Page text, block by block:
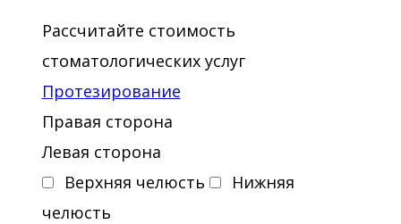
Рассчитайте стоимость
стоматологических услуг
Протезирование
Правая сторона
Левая сторона
Верхняя челюсть
Нижняя
челюсть